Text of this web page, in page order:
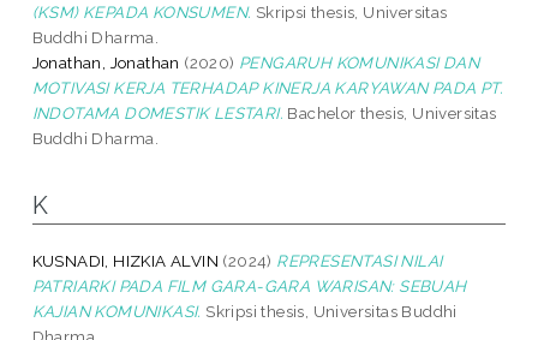
(KSM) KEPADA KONSUMEN. Skripsi thesis, Universitas
Buddhi Dharma.
Jonathan, Jonathan (2020) PENGARUH KOMUNIKASI DAN
MOTIVASI KERJA TERHADAP KINERJA KARYAWAN PADA PT.
INDOTAMA DOMESTIK LESTARI. Bachelor thesis, Universitas
Buddhi Dharma.
K
KUSNADI, HIZKIA ALVIN (2024) REPRESENTASI NILAI
PATRIARKI PADA FILM GARA-GARA WARISAN: SEBUAH
KAJIAN KOMUNIKASI. Skripsi thesis, Universitas Buddhi
Dharma.